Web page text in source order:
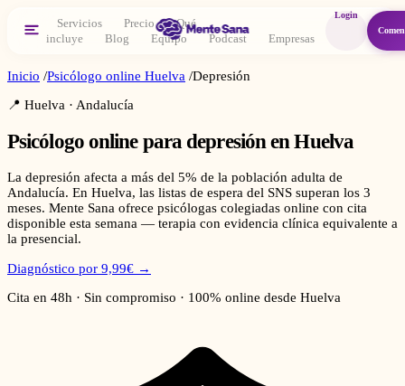
Servicios Precio
Qué
incluye
Blog Equipo Podcast Empresas
Login
Inicio /Psicólogo online Huelva /Depresión
📍 Huelva · Andalucía
Psicólogo online para depresión enHuelva
La depresión afecta a más del 5% de la población adulta de
Andalucía. En Huelva, las listas de espera del SNS superan los 3
meses. Mente Sana ofrece psicólogas colegiadas online con cita
disponible esta semana — terapia con evidencia clínica equivalente a
la presencial.
Diagnóstico por 9,99€ →
Cita en 48h · Sin compromiso · 100% online desde Huelva